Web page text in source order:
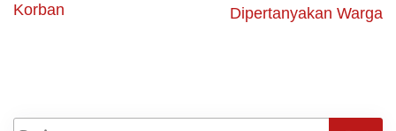
Korban
Dipertanyakan Warga